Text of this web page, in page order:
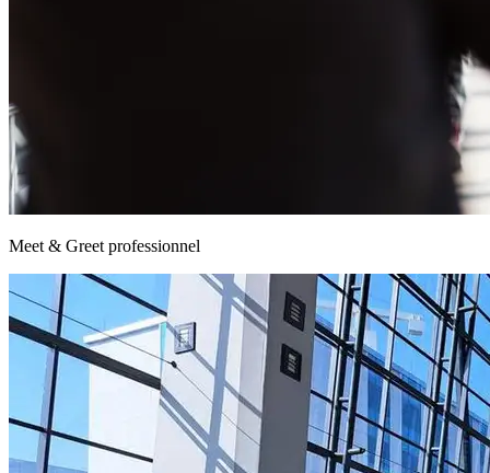
Meet & Greet professionnel